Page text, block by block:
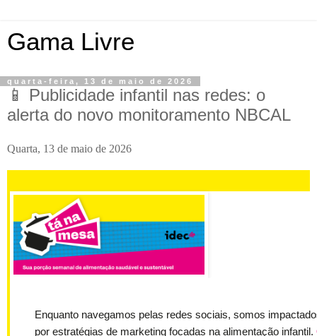
Gama Livre
quarta-feira, 13 de maio de 2026
📱 Publicidade infantil nas redes: o
alerta do novo monitoramento NBCAL
Quarta, 13 de maio de 2026
Enquanto navegamos pelas redes sociais, somos
por estratégias de marketing focadas na alimentação infantil.